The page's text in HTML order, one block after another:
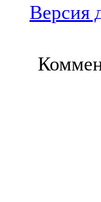
Версия